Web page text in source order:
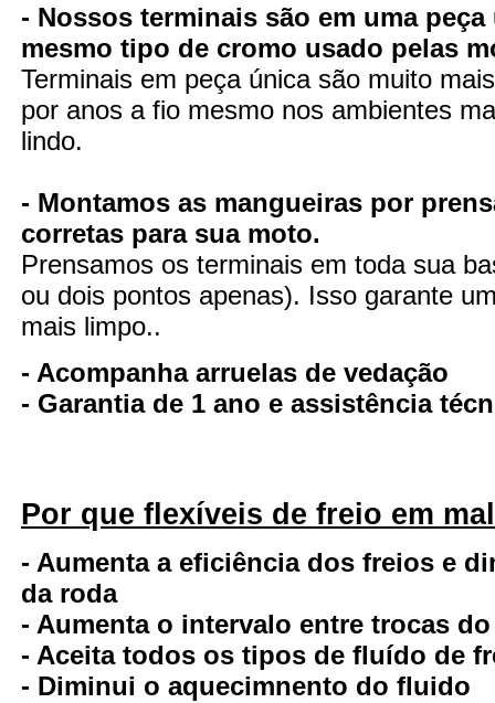
- Nossos terminais são em uma
mesmo tipo de cromo usado pelas
Terminais em peça única são muito
por anos a fio mesmo nos ambientes
lindo.
- Montamos as mangueiras por
corretas para sua moto.
Prensamos os terminais em toda sua
ou dois pontos apenas). Isso garante
mais limpo..
- Acompanha arruelas de vedação
- Garantia de 1 ano e assistência
Por que flexíveis de freio em
- Aumenta a eficiência dos freios e
da roda
- Aumenta o intervalo entre trocas
- Aceita todos os tipos de fluído de
- Diminui o aquecimnento do fluido